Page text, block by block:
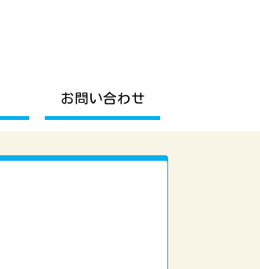
お問い合わせ